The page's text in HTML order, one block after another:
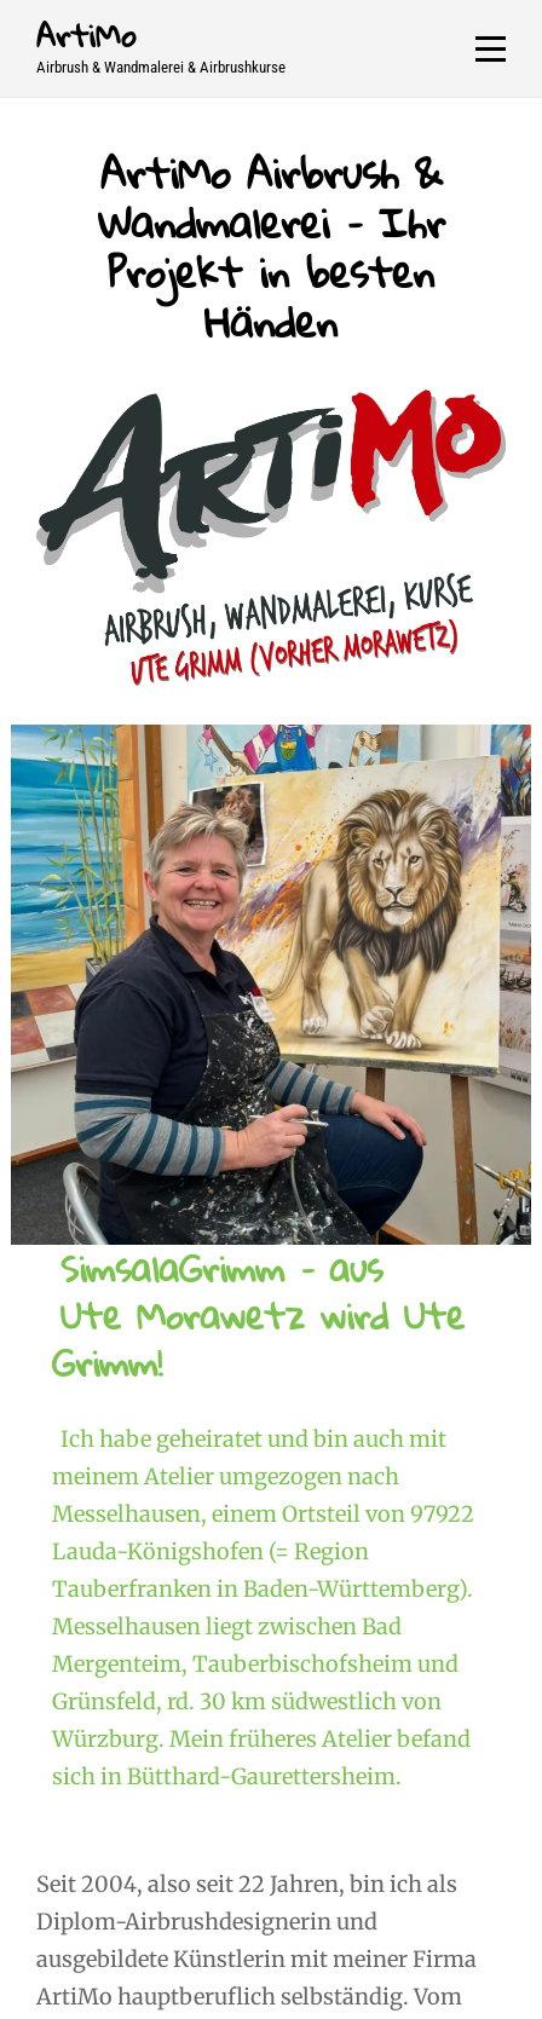
SkipArtiMo
Airbrush & Wandmalerei & Airbrushkurse
ArtiMo Airbrush &
Wandmalerei – Ihr
Projekt in besten
Händen
SimsalaGrimm – aus
Ute Morawetz wird Ute
Grimm!
Ich habe geheiratet und bin auch mit
meinem Atelier umgezogen nach
Messelhausen, einem Ortsteil von 97922
Lauda-Königshofen (= Region
Tauberfranken in Baden-Württemberg).
Messelhausen liegt zwischen Bad
Mergenteim, Tauberbischofsheim und
Grünsfeld, rd. 30 km südwestlich von
Würzburg. Mein früheres Atelier befand
sich in Bütthard-Gaurettersheim.
Seit 2004, also seit 22 Jahren, bin ich als
Diplom-Airbrushdesignerin und
ausgebildete Künstlerin mit meiner Firma
ArtiMo hauptberuflich selbständig. Vom